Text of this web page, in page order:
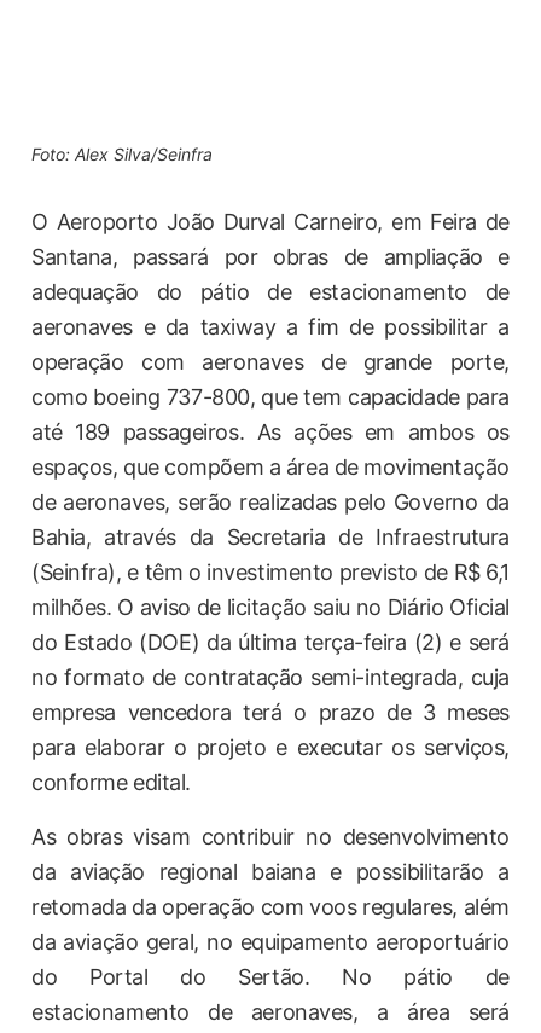
Foto: Alex Silva/Seinfra
O Aeroporto João Durval Carneiro, em Feira de
Santana, passará por obras de ampliação e
adequação do pátio de estacionamento de
aeronaves e da taxiway a fim de possibilitar a
operação com aeronaves de grande porte,
como boeing 737-800, que tem capacidade para
até 189 passageiros. As ações em ambos os
espaços, que compõem a área de movimentação
de aeronaves, serão realizadas pelo Governo da
Bahia, através da Secretaria de Infraestrutura
(Seinfra), e têm o investimento previsto de R$ 6,1
milhões. O aviso de licitação saiu no Diário Oficial
do Estado (DOE) da última terça-feira (2) e será
no formato de contratação semi-integrada, cuja
empresa vencedora terá o prazo de 3 meses
para elaborar o projeto e executar os serviços,
conforme edital.
As obras visam contribuir no desenvolvimento
da aviação regional baiana e possibilitarão a
retomada da operação com voos regulares, além
da aviação geral, no equipamento aeroportuário
do Portal do Sertão. No pátio de
estacionamento de aeronaves, a área será